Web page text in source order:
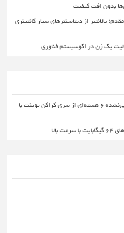
پالانتیر از دیتاسنترهای سیار کانتینری
یک زن در اکوسیستم فناوری
پردازنده معرفی‌نشده 6 هسته‌ای از سری کراکن پوینت با
بالا